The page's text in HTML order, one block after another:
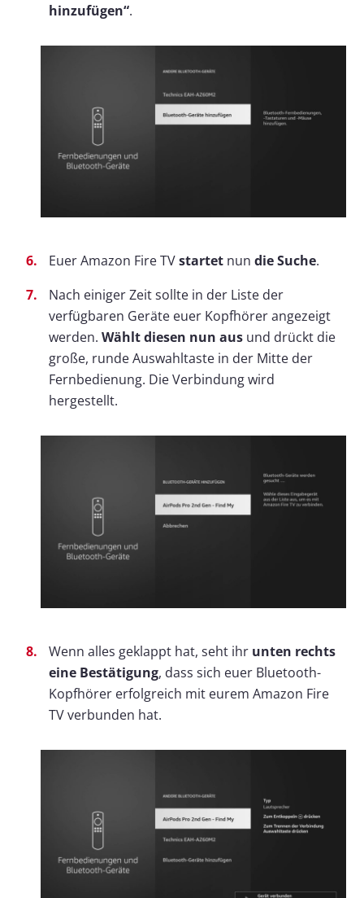
hinzufügen“.
Euer Amazon Fire TVstartet nun die Suche.
Nach einiger Zeit sollte in der Liste der
verfügbaren Geräte euer Kopfhörer angezeigt
werden. Wählt diesen nun aus und drückt die
große, runde Auswahltaste in der Mitte der
Fernbedienung. Die Verbindung wird
hergestellt.
Wenn alles geklappt hat, seht ihr unten rechts
eine Bestätigung, dass sich euer Bluetooth-
Kopfhörer erfolgreich mit eurem Amazon Fire
TV verbunden hat.